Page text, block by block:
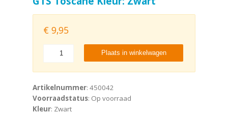
€ 9,95
Plaats in winkelwagen
Artikelnummer: 450042
Voorraadstatus: Op voorraad
Kleur: Zwart